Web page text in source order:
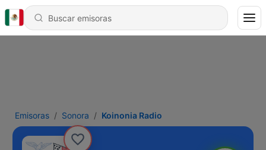
Emisoras Sonora Koinonia Radio